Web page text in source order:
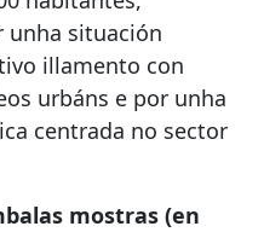
unha situación
illamento con
urbáns e por unha
centrada no sector
mostras (en